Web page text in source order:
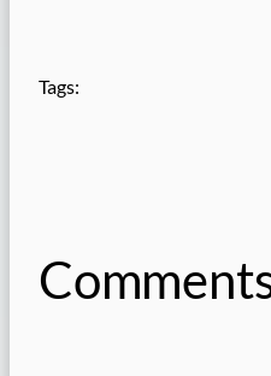
Tags: